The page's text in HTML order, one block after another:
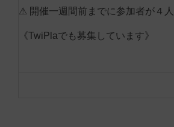
⚠ 開催一週間前までに参加者が４
《TwiPlaでも募集しています》